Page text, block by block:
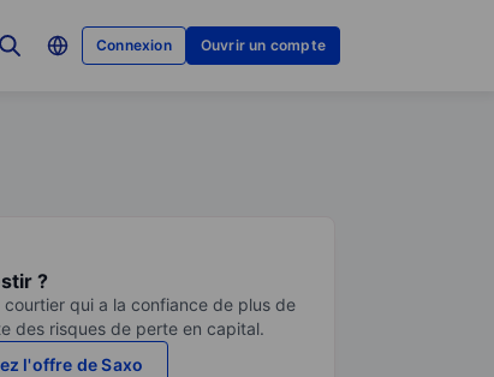
Connexion Ouvrir un compte
?
qui a la confiance de plus de
des risques de perte en capital.
l'offre de Saxo